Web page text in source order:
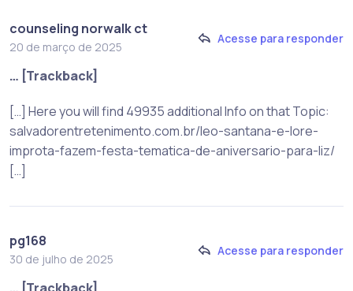
counseling norwalk ct
20 de março de 2025
Acesse para responder
… [Trackback]
[…] Here you will find 49935 additional Info on that Topic:
salvadorentretenimento.com.br/leo-santana-e-lore-
improta-fazem-festa-tematica-de-aniversario-para-liz/
[…]
pg168
30 de julho de 2025
Acesse para responder